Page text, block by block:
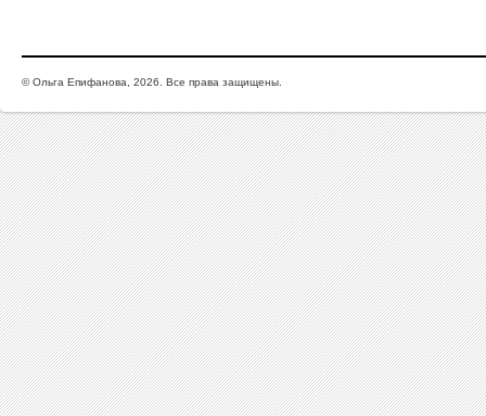
© Ольга Епифанова, 2026. Все права защищены.